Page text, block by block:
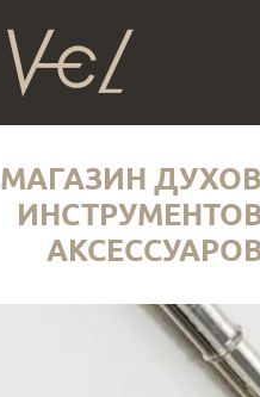
МАГАЗИН